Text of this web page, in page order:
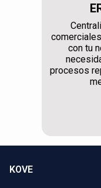
con tu
procesos
KOVE